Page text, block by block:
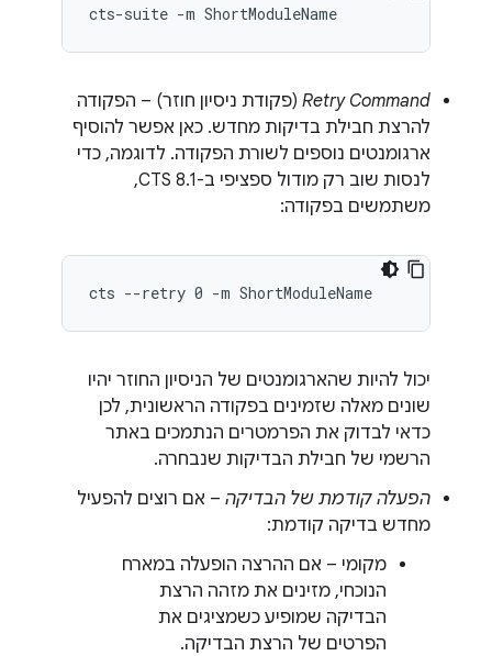
Retry Command (פקודת ניסיון חוזר) – הפקודה
להרצת חבילת בדיקות מחדש. כאן אפשר להוסיף
ארגומנטים נוספים לשורת הפקודה. לדוגמה, כדי
לנסות שוב רק מודול ספציפי ב-CTS 8.1,
משתמשים בפקודה:
יכול להיות שהארגומנטים של הניסיון החוזר יהיו
שונים מאלה שזמינים בפקודה הראשונית, לכן
כדאי לבדוק את הפרמטרים הנתמכים באתר
הרשמי של חבילת הבדיקות שנבחרה.
הפעלה קודמת של הבדיקה – אם רוצים להפעיל
מחדש בדיקה קודמת:
מקומי – אם ההרצה הופעלה במארח
הנוכחי, מזינים את מזהה הרצת
הבדיקה שמופיע כשמציגים את
הפרטים של הרצת הבדיקה.